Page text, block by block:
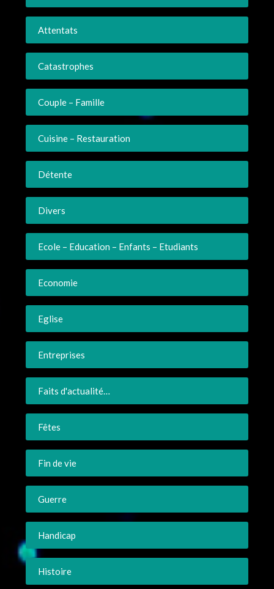
Attentats
Catastrophes
Couple – Famille
Cuisine – Restauration
Détente
Divers
Ecole – Education – Enfants – Etudiants
Economie
Eglise
Entreprises
Faits d'actualité…
Fêtes
Fin de vie
Guerre
Handicap
Histoire